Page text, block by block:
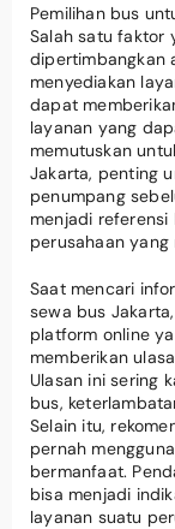
Pemilihan bus
Salah satu faktor
dipertimbangkan
menyediakan
dapat
layanan yang
memutuskan
Jakarta, penting
penumpang
menjadi referensi
perusahaan
Saat mencari
sewa bus
platform online
memberikan
Ulasan ini sering
bus,
Selain itu,
pernah
bermanfaat.
bisa menjadi
layanan suatu